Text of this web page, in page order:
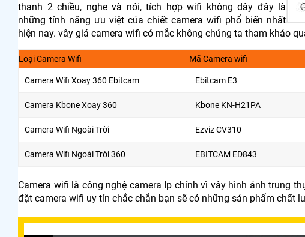
thanh 2 chiều, nghe và nói, tích hợp wifi không dây đây là
những tính năng ưu việt của chiết camera wifi phổ biến nhất
hiện nay. vây giá camera wifi có mắc không chúng ta tham khảo
Loại Camera Wifi Mã Camera wifi
Camera Wifi Xoay 360 Ebitcam Ebitcam E3
Camera Kbone Xoay 360 Kbone KN-H21PA
Camera Wifi Ngoài Trời Ezviz CV310
Camera Wifi Ngoài Trời 360 EBITCAM ED843
Camera wifi là công nghệ camera Ip chính vì vây hình ảnh trung
đặt camera wifi uy tín chắc chắn bạn sẽ có những sản phẩm chất